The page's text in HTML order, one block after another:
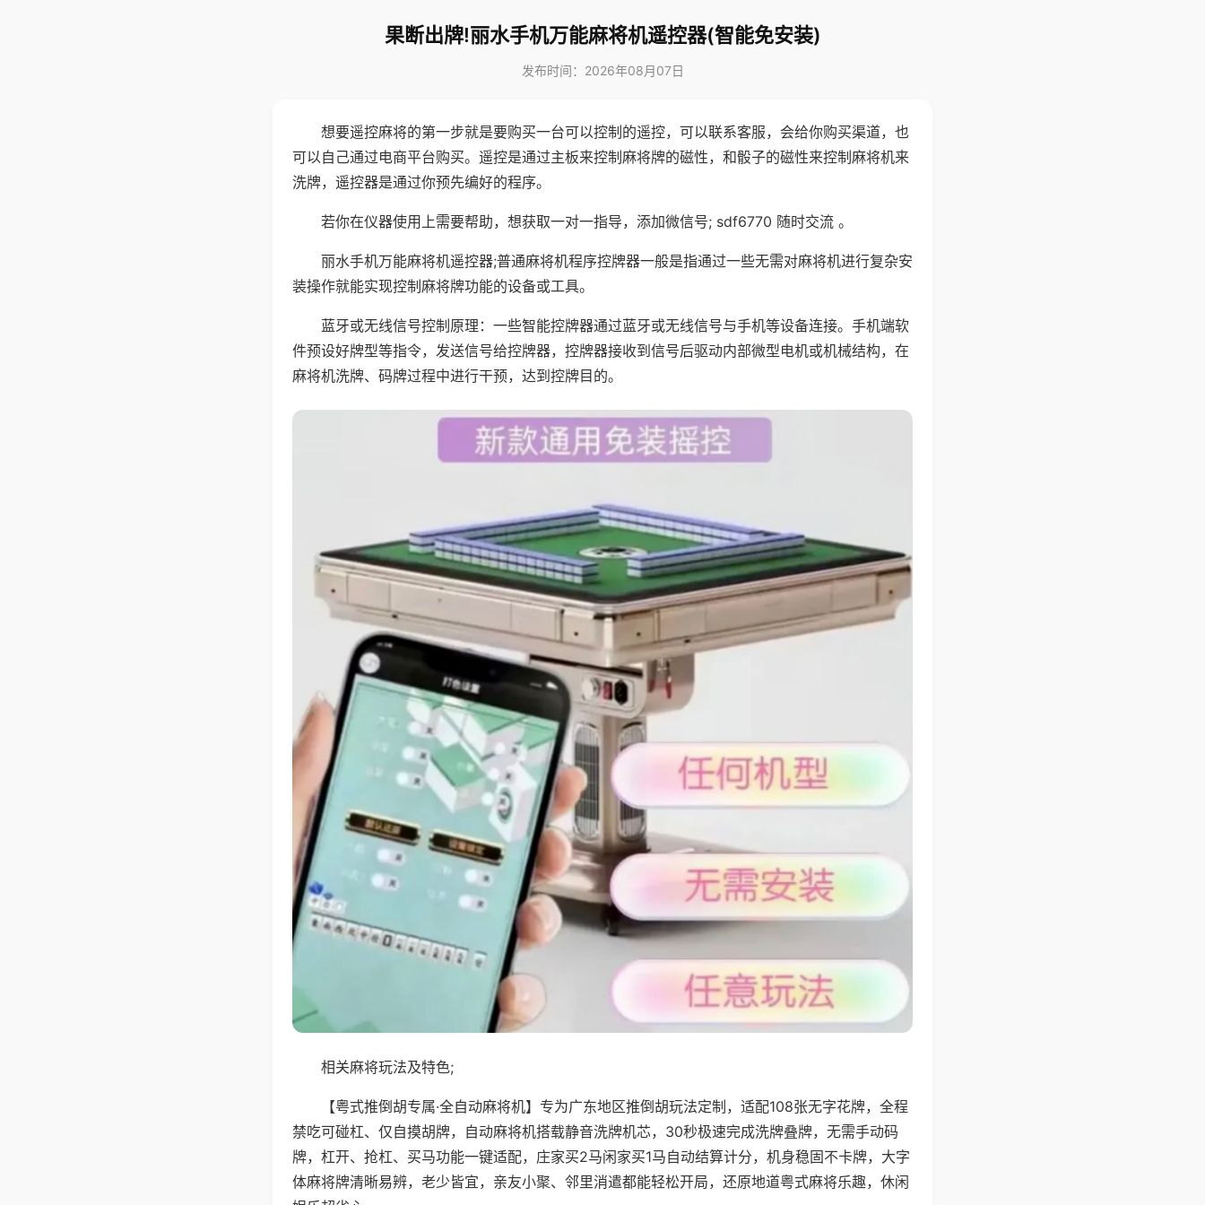
果断出牌!丽水手机万能麻将机遥控器(智能免安装)
发布时间：2026年08月07日
想要遥控麻将的第一步就是要购买一台可以控制的遥控，可以联系客服，会给你购买渠道，也
可以自己通过电商平台购买。遥控是通过主板来控制麻将牌的磁性，和骰子的磁性来控制麻将机来
洗牌，遥控器是通过你预先编好的程序。
若你在仪器使用上需要帮助，想获取一对一指导，添加微信号; sdf6770 随时交流 。
丽水手机万能麻将机遥控器;普通麻将机程序控牌器一般是指通过一些无需对麻将机进行复杂安
装操作就能实现控制麻将牌功能的设备或工具。
蓝牙或无线信号控制原理：一些智能控牌器通过蓝牙或无线信号与手机等设备连接。手机端软
件预设好牌型等指令，发送信号给控牌器，控牌器接收到信号后驱动内部微型电机或机械结构，在
麻将机洗牌、码牌过程中进行干预，达到控牌目的。
相关麻将玩法及特色;
【粤式推倒胡专属·全自动麻将机】专为广东地区推倒胡玩法定制，适配108张无字花牌，全程
禁吃可碰杠、仅自摸胡牌，自动麻将机搭载静音洗牌机芯，30秒极速完成洗牌叠牌，无需手动码
牌，杠开、抢杠、买马功能一键适配，庄家买2马闲家买1马自动结算计分，机身稳固不卡牌，大字
体麻将牌清晰易辨，老少皆宜，亲友小聚、邻里消遣都能轻松开局，还原地道粤式麻将乐趣，休闲